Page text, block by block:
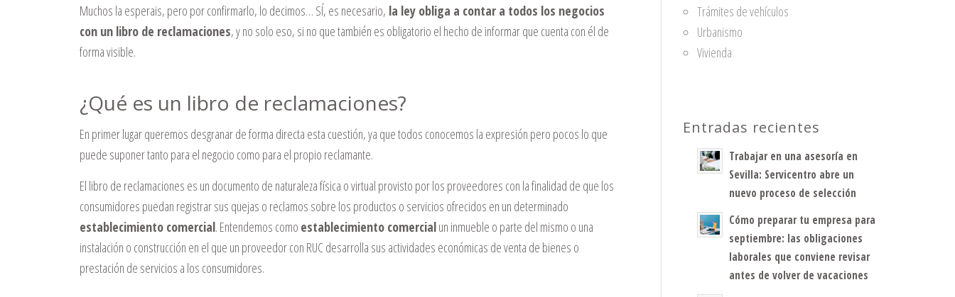
Muchos la esperais, pero por confirmarlo, lo decimos… SÍ, es necesario, la ley obliga a contar a todos los negocios
con un libro de reclamaciones, y no solo eso, si no que también es obligatorio el hecho de informar que cuenta con él de
forma visible.
¿Qué es un libro de reclamaciones?
En primer lugar queremos desgranar de forma directa esta cuestión, ya que todos conocemos la expresión pero pocos lo que
puede suponer tanto para el negocio como para el propio reclamante.
El libro de reclamaciones es un documento de naturaleza física o virtual provisto por los proveedores con la finalidad de que los
consumidores puedan registrar sus quejas o reclamos sobre los productos o servicios ofrecidos en un determinado
establecimiento comercial. Entendemos como establecimiento comercialun inmueble o parte del mismo o una
instalación o construcción en el que un proveedor con RUC desarrolla sus actividades económicas de venta de bienes o
prestación de servicios a los consumidores.
Trámites de vehículos
Urbanismo
Vivienda
Entradas recientes
Trabajar en una asesoría en
Sevilla: Servicentro abre un
nuevo proceso de selección
Cómo preparar tu empresa para
septiembre: las obligaciones
laborales que conviene revisar
antes de volver de vacaciones